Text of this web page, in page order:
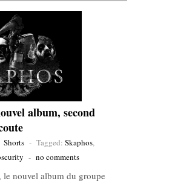
album, second
Shorts - Tagged: Skaphos,
- no comments
nouvel album du groupe